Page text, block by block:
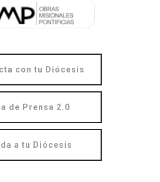
con tu Diócesis
de Prensa 2.0
a tu Diócesis